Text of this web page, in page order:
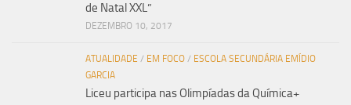
de Natal XXL”
DEZEMBRO 10, 2017
ATUALIDADE / EM FOCO / ESCOLA SECUNDÁRIA EMÍDIO
GARCIA
Liceu participa nas Olimpíadas da Química+